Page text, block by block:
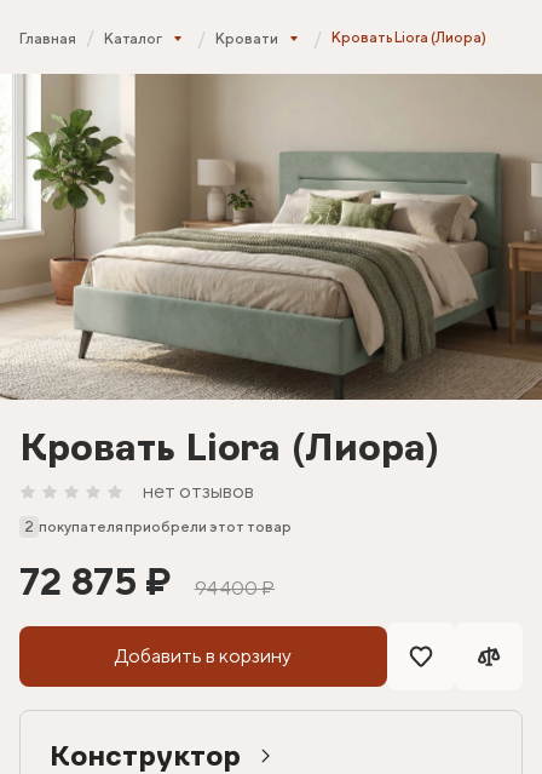
Главная Каталог Кровати Кровать Liora (Лиора)
Кровать Liora (Лиора)
нет отзывов
2 покупателя приобрели этот товар
72 875 ₽ 94 400 ₽
Добавить в корзину
Конструктор